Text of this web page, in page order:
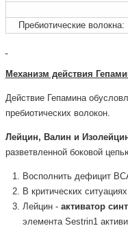
Пребиотические волокна:
Механизм действия
Действие Гепамина
пребиотических волокон.
Лейцин, Валин и
разветвленной боковой
Восполнить дефицит
В критических
Лейцин - активатор
элемента Sestrin1